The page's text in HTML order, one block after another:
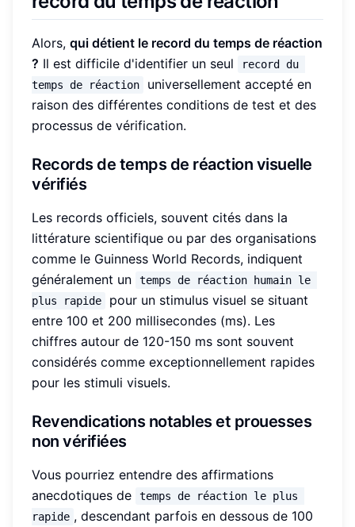
Alors, qui détient le record du temps de réaction
? Il est difficile d'identifier un seul
record du
temps de réaction
universellement accepté en
raison des différentes conditions de test et des
processus de vérification.
Records de temps de réaction visuelle
vérifiés
Les records officiels, souvent cités dans la
littérature scientifique ou par des organisations
comme le Guinness World Records, indiquent
généralement un
temps de réaction humain le
plus rapide
pour un stimulus visuel se situant
entre 100 et 200 millisecondes (ms). Les
chiffres autour de 120-150 ms sont souvent
considérés comme exceptionnellement rapides
pour les stimuli visuels.
Revendications notables et prouesses
non vérifiées
Vous pourriez entendre des affirmations
anecdotiques de
temps de réaction le plus
rapide , descendant parfois en dessous de 100